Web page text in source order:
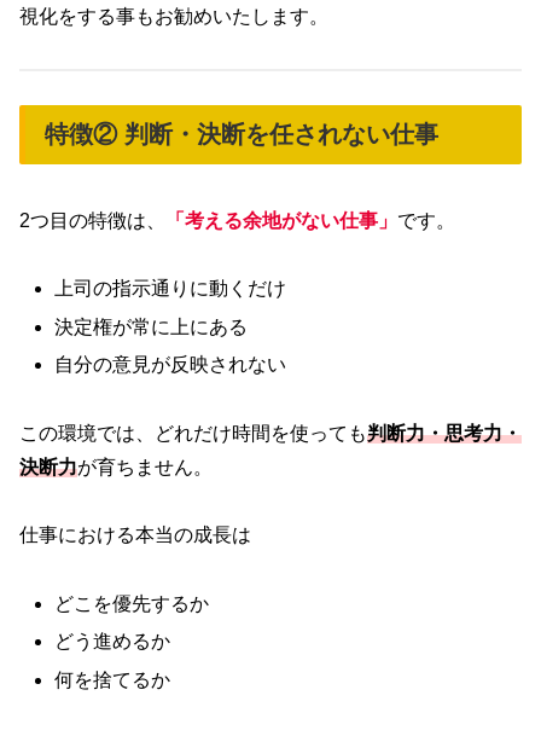
視化をする事もお勧めいたします。
特徴② 判断・決断を任されない仕事
2つ目の特徴は、 「考える余地がない仕事」 です。
上司の指示通りに動くだけ
決定権が常に上にある
自分の意見が反映されない
この環境では、どれだけ時間を使っても判断力・思考力・
決断力が育ちません。
仕事における本当の成長は
どこを優先するか
どう進めるか
何を捨てるか